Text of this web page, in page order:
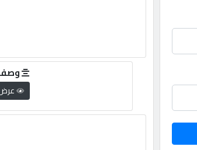
وصف